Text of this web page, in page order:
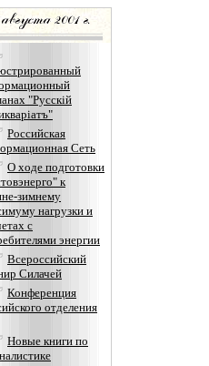
"Русскiй
Российская
Сеть
О ходе подготовки
к
зимнему
нагрузки и
с
энергии
Всероссийский
Силачей
Конференция
отделения
Новые книги по